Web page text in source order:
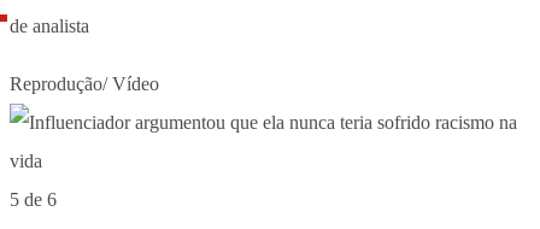
de analista
Reprodução/ Vídeo
5 de 6